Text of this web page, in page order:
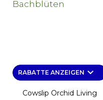
RABATTE ANZEIGEN keyboard_arrow_down
Cowslip Orchid Living